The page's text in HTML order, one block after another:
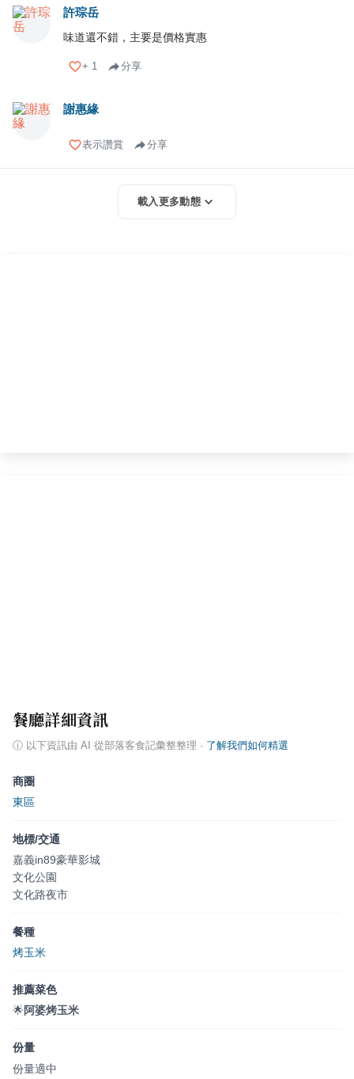
許琮岳
味道還不錯，主要是價格實惠
+ 1 分享
謝惠緣
表示讚賞 分享
載入更多動態
餐廳詳細資訊
ⓘ 以下資訊由 AI 從部落客食記彙整整理 · 了解我們如何精選
商圈
東區
地標/交通
嘉義in89豪華影城
文化公園
文化路夜市
餐種
烤玉米
推薦菜色
🌟阿婆烤玉米
份量
份量適中